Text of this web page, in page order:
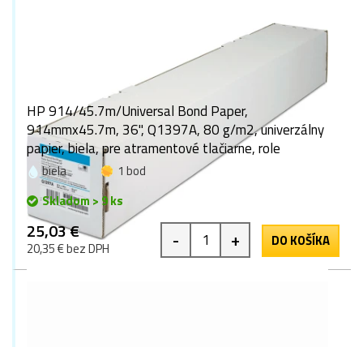
HP 914/45.7m/Universal Bond Paper,
914mmx45.7m, 36", Q1397A, 80 g/m2, univerzálny
papier, biela, pre atramentové tlačiarne, role
biela
1 bod
Skladom > 9 ks
25,03 €
20,35 € bez DPH - + DO KOŠÍKA